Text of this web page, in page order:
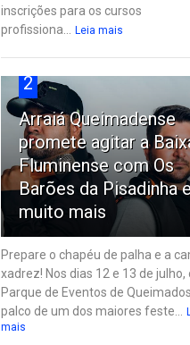
inscrições para os cursos
profissiona...
Leia mais
2
Arraiá Queimadense
promete agitar a
Fluminense com Os
Barões da Pisadinha
muito mais
Prepare o chapéu de palha e a
xadrez! Nos dias 12 e 13 de julho,
Parque de Eventos de
palco de um dos maiores feste...
mais